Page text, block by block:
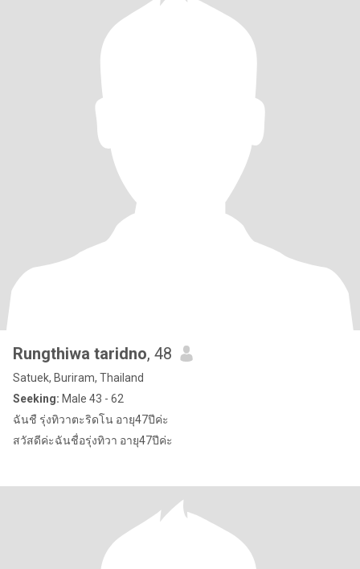
Rungthiwa taridno, 48
Satuek, Buriram, Thailand
Seeking: Male 43 - 62
ฉันชื รุ่งทิวาตะริดโน อายุ47ปีค่ะ
สวัสดีค่ะฉันชื่อรุ่งทิวา อายุ47ปีค่ะ